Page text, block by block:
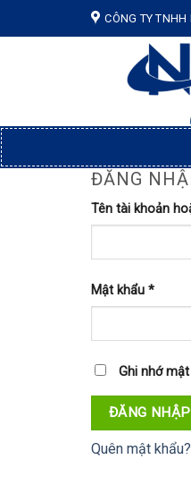
to
CÔNG TY TNHH
ĐĂNG
Tên tài khoản
Mật khẩu *
Ghi nhớ
ĐĂNG NHẬP
Quên mật khẩu?